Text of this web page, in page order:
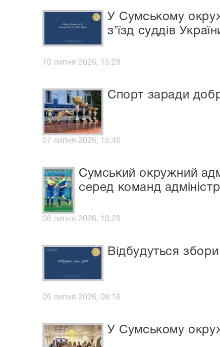
У Сумському
з’їзд суддів
10 липня 2026, 15:28
Спорт заради
07 липня 2026, 15:46
Сумський окружний
серед команд
06 липня 2026, 10:28
Відбудуться збори
06 липня 2026, 09:16
У Сумському